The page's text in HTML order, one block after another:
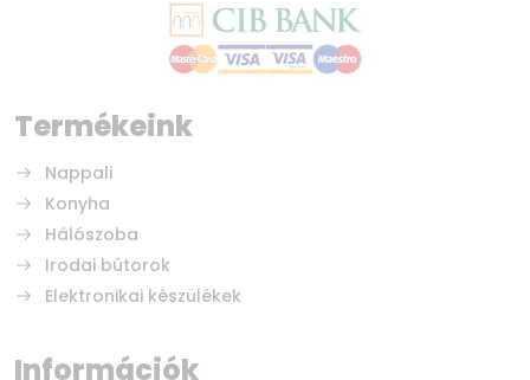
Termékeink
Nappali
Konyha
Hálószoba
Irodai bútorok
Elektronikai készülékek
Információk